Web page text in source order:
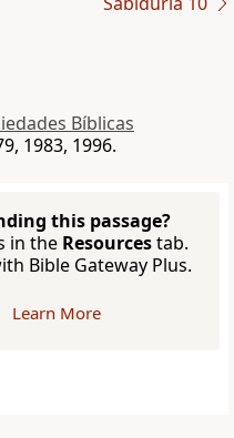
Bíblicas
1983, 1996.
this passage?
in the Resourcestab.
Bible Gateway Plus.
Learn More